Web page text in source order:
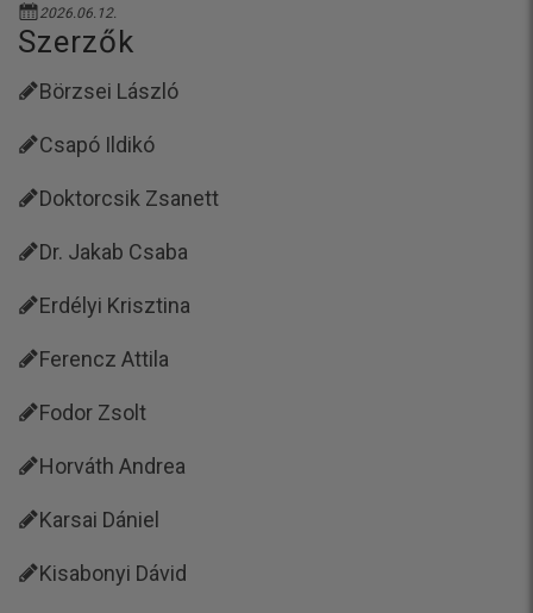
2026.06.12.
Szerzők
Börzsei László
Csapó Ildikó
Doktorcsik Zsanett
Dr. Jakab Csaba
Erdélyi Krisztina
Ferencz Attila
Fodor Zsolt
Horváth Andrea
Karsai Dániel
Kisabonyi Dávid